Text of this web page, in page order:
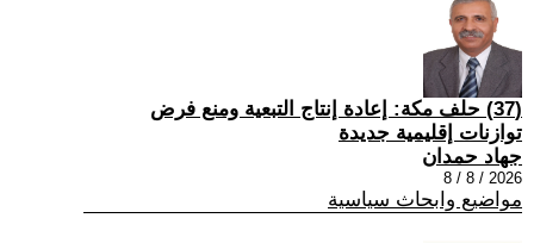
(37) حلف مكة: إعادة إنتاج التبعية ومنع فرض
توازنات إقليمية جديدة
جهاد حمدان
2026 / 8 / 8
مواضيع وابحاث سياسية